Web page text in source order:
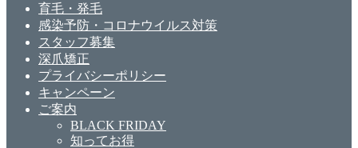
育毛・発毛
感染予防・コロナウイルス対策
スタッフ募集
深爪矯正
プライバシーポリシー
キャンペーン
ご案内
BLACK FRIDAY
知ってお得